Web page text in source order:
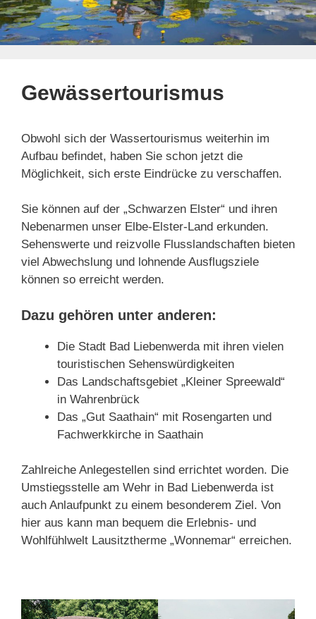
Gewässertourismus
Obwohl sich der Wassertourismus weiterhin im
Aufbau befindet, haben Sie schon jetzt die
Möglichkeit, sich erste Eindrücke zu verschaffen.
Sie können auf der „Schwarzen Elster“ und ihren
Nebenarmen unser Elbe-Elster-Land erkunden.
Sehenswerte und reizvolle Flusslandschaften bieten
viel Abwechslung und lohnende Ausflugsziele
können so erreicht werden.
Dazu gehören unter anderen:
Die Stadt Bad Liebenwerda mit ihren vielen
touristischen Sehenswürdigkeiten
Das Landschaftsgebiet „Kleiner Spreewald“
in Wahrenbrück
Das „Gut Saathain“ mit Rosengarten und
Fachwerkkirche in Saathain
Zahlreiche Anlegestellen sind errichtet worden. Die
Umstiegsstelle am Wehr in Bad Liebenwerda ist
auch Anlaufpunkt zu einem besonderem Ziel. Von
hier aus kann man bequem die Erlebnis- und
Wohlfühlwelt Lausitztherme „Wonnemar“ erreichen.